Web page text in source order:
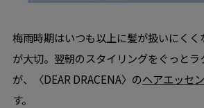
梅雨時期はいつも以上に髪が扱いにく
が大切。翌朝のスタイリングをぐっとラ
が、〈DEAR DRACENA〉のヘアエッセ
す。